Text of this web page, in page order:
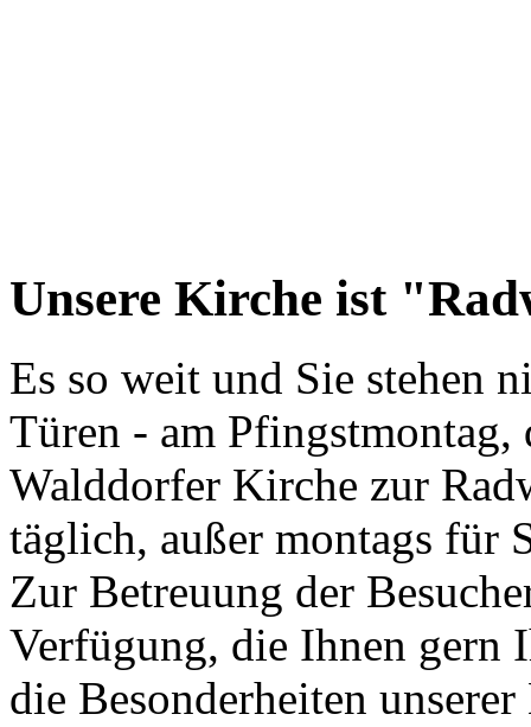
Unsere Kirche ist
Es so weit und Sie stehen
Türen - am
Walddorfer Kirche zur
täglich, außer montags für
Zur Betreuung der
Verfügung, die Ihnen gern
die Besonderheiten